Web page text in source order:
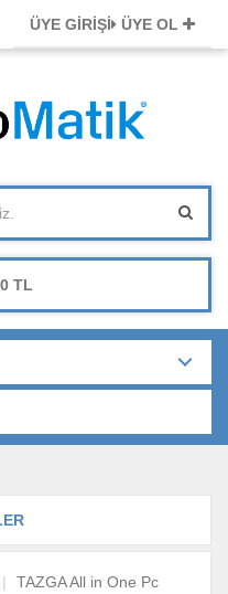
ÜYE GİRİŞİ ÜYE OL
TAZGA All in One Pc